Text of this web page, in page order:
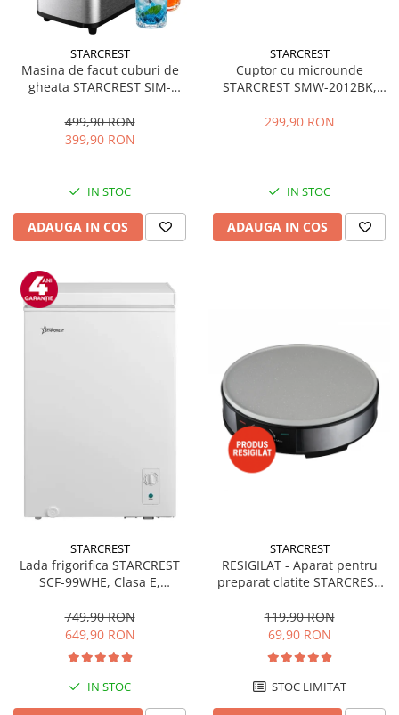
STARCREST
Masina de facut cuburi de
gheata STARCREST SIM-
12Kg/24h, Cos gheata
detasabil, Rezervor apa 0.8 l,
499,90 RON
399,90 RON
IN STOC
ADAUGA IN COS
STARCREST
Cuptor cu microunde
STARCREST SMW-2012BK,
mecanic, 6 Trepte de putere,
299,90 RON
IN STOC
ADAUGA IN COS
STARCREST
Lada frigorifica STARCREST
SCF-99WHE, Clasa E,
convertibil - functie frigider,
Termostat reglabil, Alb
749,90 RON
649,90 RON
IN STOC
STARCREST
RESIGILAT - Aparat pentru
preparat clatite STARCREST
invelis ceramic antiaderent,
30 cm, Inox / Negru
119,90 RON
69,90 RON
STOC LIMITAT